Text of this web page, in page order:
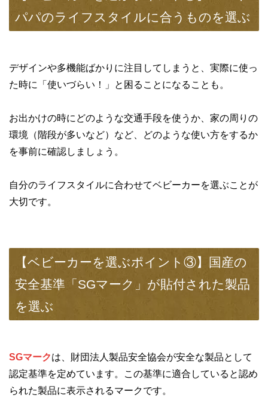
パパのライフスタイルに合うものを選ぶ
デザインや多機能ばかりに注目してしまうと、実際に使っ
た時に「使いづらい！」と困ることになることも。
お出かけの時にどのような交通手段を使うか、家の周りの
環境（階段が多いなど）など、どのような使い方をするか
を事前に確認しましょう。
自分のライフスタイルに合わせてベビーカーを選ぶことが
大切です。
【ベビーカーを選ぶポイント③】国産の
安全基準「SGマーク」が貼付された製品
を選ぶ
SGマークは、財団法人製品安全協会が安全な製品として
認定基準を定めています。この基準に適合していると認め
られた製品に表示されるマークです。